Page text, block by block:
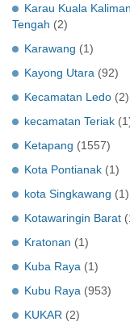
Karau Kuala
Tengah (2)
Karawang (1)
Kayong Utara (92)
Kecamatan Ledo (2)
kecamatan Teriak
Ketapang (1557)
Kota Pontianak (1)
kota Singkawang (1)
Kotawaringin Barat
Kratonan (1)
Kuba Raya (1)
Kubu Raya (953)
KUKAR (2)